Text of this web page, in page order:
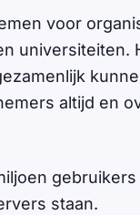
voor
universiteiten.
altijd en
staan.